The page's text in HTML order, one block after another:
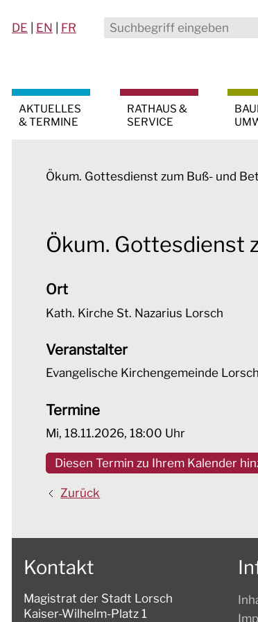
DE EN FR
AKTUELLES
& TERMINE
RATHAUS &
SERVICE
Ökum. Gottesdienst zum Buß- und
Ökum. Gottesdienst
Ort
Kath. Kirche St. Nazarius Lorsch
Veranstalter
Evangelische Kirchengemeinde
Termine
Mi, 18.11.2026, 18:00 Uhr
Diesen Termin zu Ihrem Kalender
Zurück
Kontakt
Magistrat der Stadt Lorsch
Kaiser-Wilhelm-Platz 1